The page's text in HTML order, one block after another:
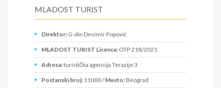
MLADOST TURIST
Direktor: G-din Desimir Popović
MLADOST TURIST Licenca: OTP 218/2021
Adresa:turistička agencija Terazije 3
Postanski broj: 11000 /Mesto: Beograd